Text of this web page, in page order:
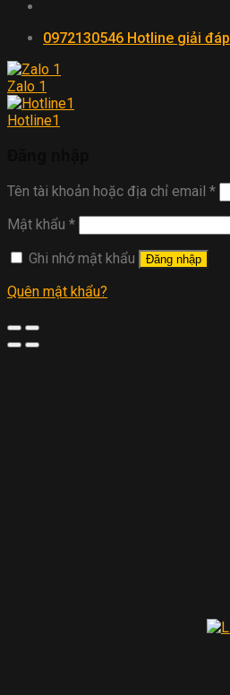
0972130546 Hotline giải đáp
Zalo 1
Hotline1
Tên tài khoản hoặc địa chỉ email *
Mật khẩu *
Ghi nhớ mật khẩu
Đăng nhập
Quên mật khẩu?